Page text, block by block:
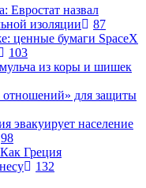
Евростат назвал
изоляции
87
ценные бумаги SpaceX
103
из коры и шишек
отношений» для защиты
эвакуирует население
98
Греция
132